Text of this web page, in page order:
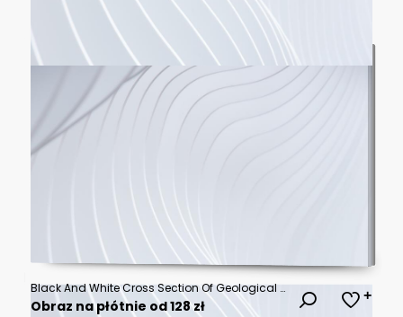
Black And White Cross Section Of Geological Strata With Wavy Lines And Granular Textures Geology Layers
Obraz na płótnie od 128 zł